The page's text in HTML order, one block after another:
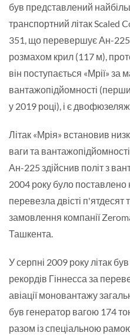
був представлений
транспортний літак Scaled
351, що перевершує Ан-225
розмахом крил (117 м),
він поступається «Мрії»
вантажопідйомності
у 2019 році), і є
Літак «Мрія» встановив
ваги та
Ан-225 здійснив політ з
2004 року було
перевезла двісті п'ятдесят
замовлення компанії
Ташкента.
У серпні 2009 року літак
рекордів Гіннесса за
авіації моновантажу
був генератор вагою 174
разом із спеціальною